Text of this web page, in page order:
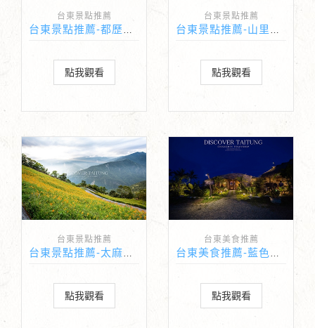
台東景點推薦
點我觀看
台東景點推薦
點我觀看
台東景點推薦
台東景點推薦-太麻里金針山
點我觀看
台東美食推薦
台東美食推薦-藍色愛情海
點我觀看